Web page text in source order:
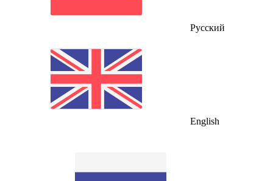
Русский
English